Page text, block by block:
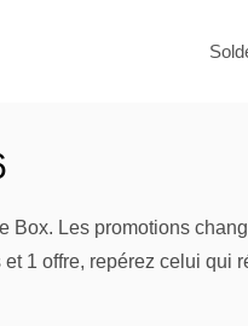
Box. Les promotions
1 offre, repérez celui qui